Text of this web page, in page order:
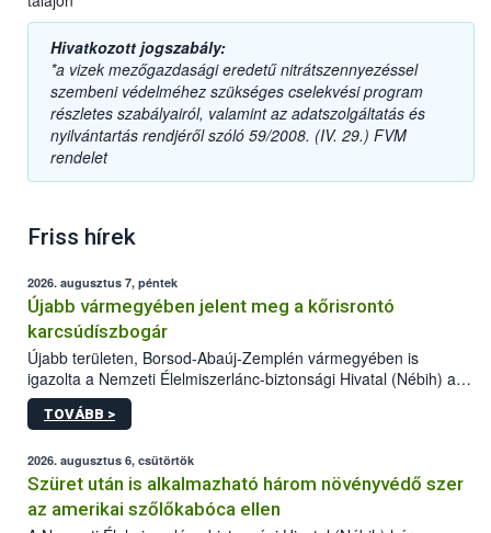
Hivatkozott jogszabály:
*a vizek mezőgazdasági eredetű nitrátszennyezéssel
szembeni védelméhez szükséges cselekvési program
részletes szabályairól, valamint az adatszolgáltatás és
nyilvántartás rendjéről szóló 59/2008. (IV. 29.) FVM
rendelet
Friss hírek
2026. augusztus 7, péntek
Újabb vármegyében jelent meg a kőrisrontó
karcsúdíszbogár
Újabb területen, Borsod-Abaúj-Zemplén vármegyében is
igazolta a Nemzeti Élelmiszerlánc-biztonsági Hivatal (Nébih) a
kőrisrontó karcsúdíszbogár (Agrilus planipennis) jelenlétét. A
kártevőt nem csak színcsapdában találták meg, de már fertőzött
az intenzív felderítést, emellett az intézkedéseket a szlovák
hatósággal is összehangolják a terjedés megállítása érdekében.
TOVÁBB >
2026. augusztus 6, csütörtök
Szüret után is alkalmazható három növényvédő szer
az amerikai szőlőkabóca ellen